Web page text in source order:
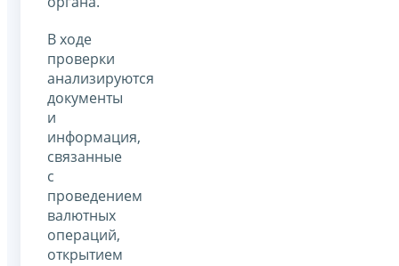
В ходе
проверки
анализируются
документы
и
информация,
связанные
с
проведением
валютных
операций,
открытием